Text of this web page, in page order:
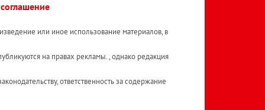
или иное использование материалов, в
на правах рекламы. , однако редакция
ответственность за содержание